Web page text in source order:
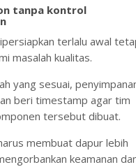
tanpa kontrol
terlalu awal
masalah kualitas.
yang sesuai,
beri timestamp agar tim
tersebut dibuat.
membuat dapur lebih
keamanan